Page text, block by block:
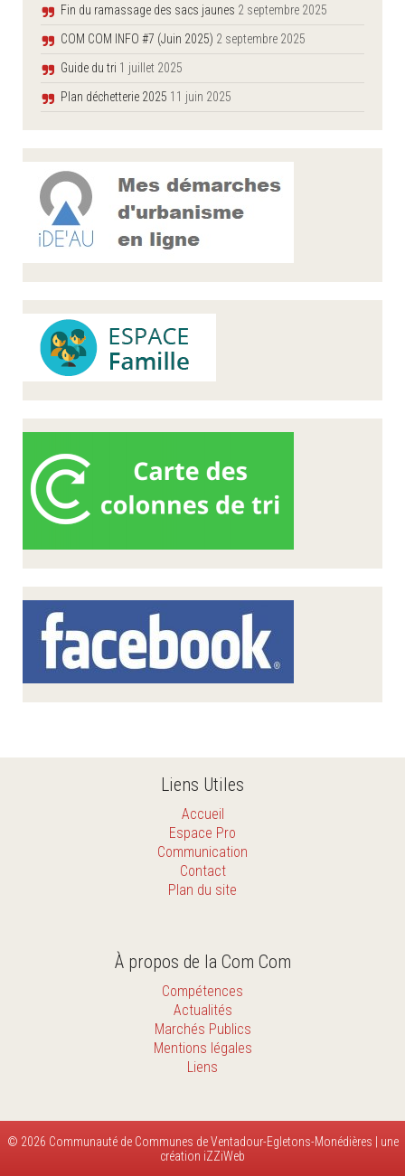
Fin du ramassage des sacs jaunes 2 septembre 2025
COM COM INFO #7 (Juin 2025) 2 septembre 2025
Guide du tri 1 juillet 2025
Plan déchetterie 2025 11 juin 2025
Liens Utiles
Accueil
Espace Pro
Communication
Contact
Plan du site
À propos de la Com Com
Compétences
Actualités
Marchés Publics
Mentions légales
Liens
© 2026 Communauté de Communes de Ventadour-Egletons-Monédières | une
création iZZiWeb